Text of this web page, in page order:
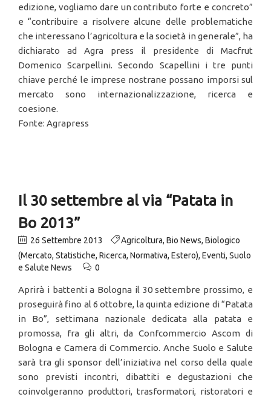
edizione, vogliamo dare un contributo forte e concreto”
e “contribuire a risolvere alcune delle problematiche
che interessano l’agricoltura e la società in generale”, ha
dichiarato ad Agra press il presidente di Macfrut
Domenico Scarpellini. Secondo Scapellini i tre punti
chiave perché le imprese nostrane possano imporsi sul
mercato sono internazionalizzazione, ricerca e
coesione.
Fonte: Agrapress
Il 30 settembre al via “Patata in
Bo 2013”
26 Settembre 2013 Agricoltura, Bio News, Biologico
(Mercato, Statistiche, Ricerca, Normativa, Estero), Eventi, Suolo
e Salute News
0
Aprirà i battenti a Bologna il 30 settembre prossimo, e
proseguirà fino al 6 ottobre, la quinta edizione di “Patata
in Bo”, settimana nazionale dedicata alla patata e
promossa, fra gli altri, da Confcommercio Ascom di
Bologna e Camera di Commercio. Anche Suolo e Salute
sarà tra gli sponsor dell’iniziativa nel corso della quale
sono previsti incontri, dibattiti e degustazioni che
coinvolgeranno produttori, trasformatori, ristoratori e